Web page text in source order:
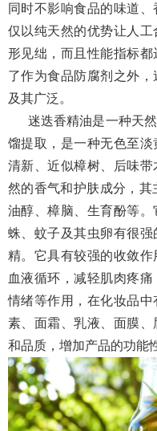
同时不影响食品的味道
仅以纯天然的优势让人
形见绌，而且性能指标
了作为食品防腐剂之外
及其广泛。
迷迭香精油是一种天然
馏提取，是一种无色至淡
清新、近似樟树、后味
然的香气和护肤成分，其
油醇、樟脑、生育酚等
蛛、蚊子及其虫卵有很
精。它具有较强的收敛
血液循环，减轻肌肉疼
情绪等作用，在化妆品
素、面霜、乳液、面膜
和品质，增加产品的功能